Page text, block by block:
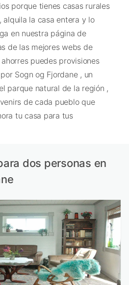
porque tienes casas rurales
alquila la casa entera y lo
en nuestra página de
de las mejores webs de
puedes provisiones
Sogn og Fjordane , un
parque natural de la región ,
de cada pueblo que
tu casa para tus
dos personas en